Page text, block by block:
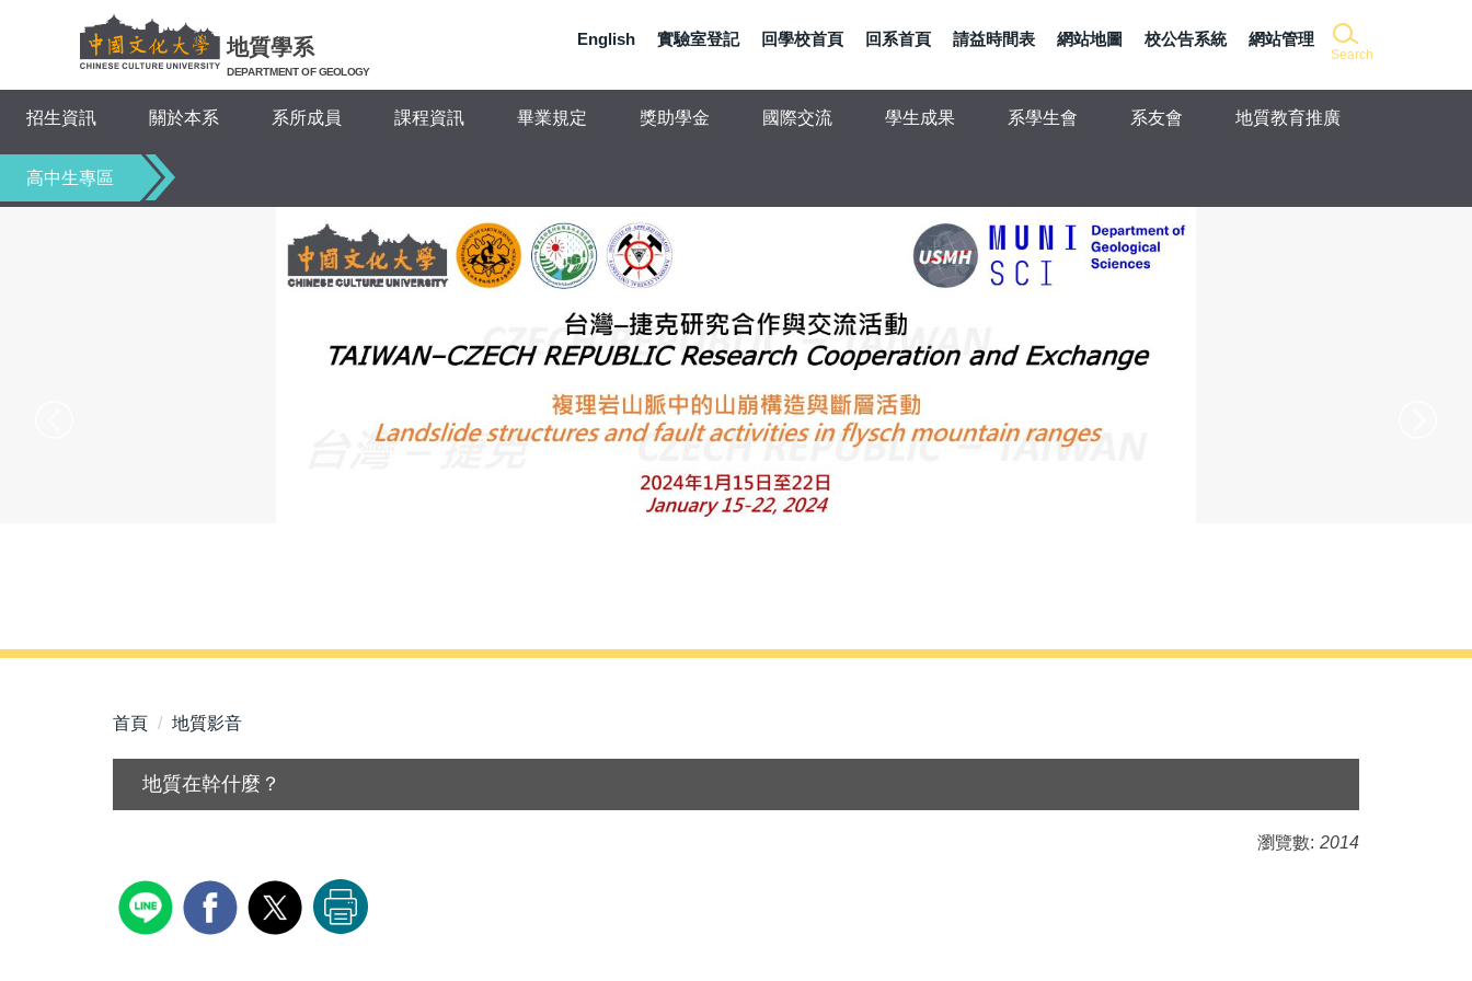
要
內
區
地質學系
DEPARTMENT OF GEOLOGY
Search
English 實驗室登記 回學校首頁 回系首頁 請益時間表 網站地圖 校公告系統 網站管理
招生資訊 關於本系 系所成員 課程資訊 畢業規定 獎助學金 國際交流 學生成果 系學生會 系友會 地質教育推廣
高中生專區
首頁 地質影音
地質在幹什麼？
瀏覽數: 2014